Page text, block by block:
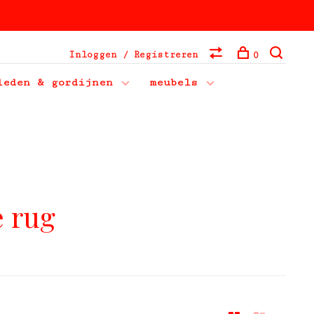
& gordijnen
meubels
Inloggen / Registreren 0
rug